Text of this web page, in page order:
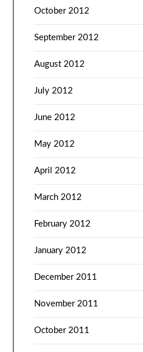
October 2012
September 2012
August 2012
July 2012
June 2012
May 2012
April 2012
March 2012
February 2012
January 2012
December 2011
November 2011
October 2011